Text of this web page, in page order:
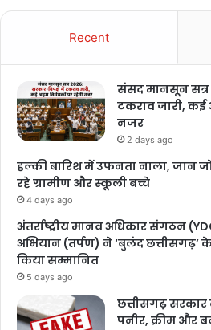
Recent
संसद मानसून सत्र
टकराव जारी, कई
नजर
2 days ago
हल्की बारिश में उफनता नाला, जान
रहे ग्रामीण और स्कूली बच्चे
4 days ago
अंतर्राष्ट्रीय मानव अधिकार संगठन
अभियान (तर्पण) ने ‘बुलंद छत्तीसगढ़’
किया सम्मानित
5 days ago
छत्तीसगढ़
पनीर, क्रीम और